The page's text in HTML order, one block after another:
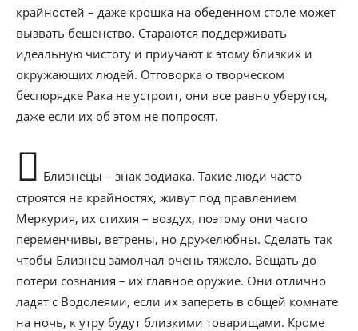
крайностей – даже крошка на обеденном столе может
вызвать бешенство. Стараются поддерживать
идеальную чистоту и приучают к этому близких и
окружающих людей. Отговорка о творческом
беспорядке Рака не устроит, они все равно уберутся,
даже если их об этом не попросят.
Близнецы – знак зодиака. Такие люди часто
строятся на крайностях, живут под правлением
Меркурия, их стихия – воздух, поэтому они часто
переменчивы, ветрены, но дружелюбны. Сделать так
чтобы Близнец замолчал очень тяжело. Вещать до
потери сознания – их главное оружие. Они отлично
ладят с Водолеями, если их запереть в общей комнате
на ночь, к утру будут близкими товарищами. Кроме